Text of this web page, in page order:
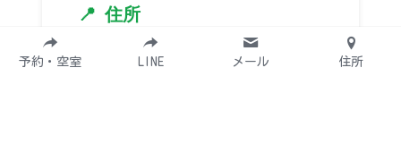
📍 住所
千葉県富津市高溝14
予約・空室 LINE メール 住所